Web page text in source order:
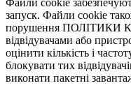
Файли cookie
запуск. Файли cookie
порушення ПОЛІТИКИ
відвідувачами або
оцінити кількість і
блокувати тих
виконати пакетні